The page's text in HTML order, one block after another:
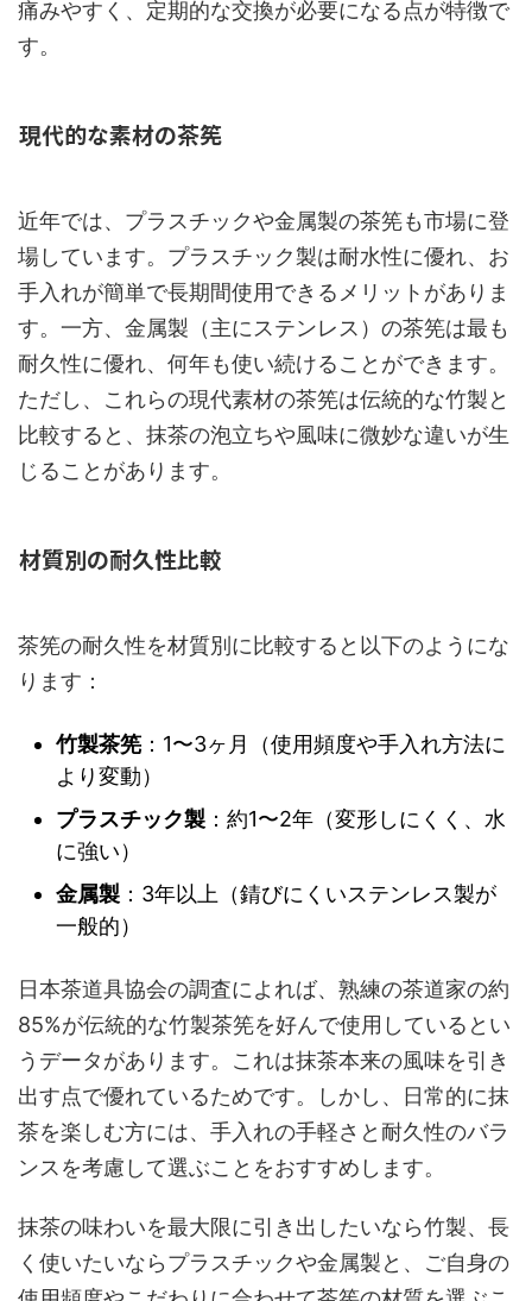
痛みやすく、定期的な交換が必要になる点が特徴で
す。
現代的な素材の茶筅
近年では、プラスチックや金属製の茶筅も市場に登
場しています。プラスチック製は耐水性に優れ、お
手入れが簡単で長期間使用できるメリットがありま
す。一方、金属製（主にステンレス）の茶筅は最も
耐久性に優れ、何年も使い続けることができます。
ただし、これらの現代素材の茶筅は伝統的な竹製と
比較すると、抹茶の泡立ちや風味に微妙な違いが生
じることがあります。
材質別の耐久性比較
茶筅の耐久性を材質別に比較すると以下のようにな
ります：
竹製茶筅 ：1〜3ヶ月（使用頻度や手入れ方法に
より変動）
プラスチック製 ：約1〜2年（変形しにくく、水
に強い）
金属製 ：3年以上（錆びにくいステンレス製が
一般的）
日本茶道具協会の調査によれば、熟練の茶道家の約
85%が伝統的な竹製茶筅を好んで使用しているとい
うデータがあります。これは抹茶本来の風味を引き
出す点で優れているためです。しかし、日常的に抹
茶を楽しむ方には、手入れの手軽さと耐久性のバラ
ンスを考慮して選ぶことをおすすめします。
抹茶の味わいを最大限に引き出したいなら竹製、長
く使いたいならプラスチックや金属製と、ご自身の